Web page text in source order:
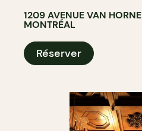
1209 AVENUE VAN HORNE
MONTRÉAL
Réserver